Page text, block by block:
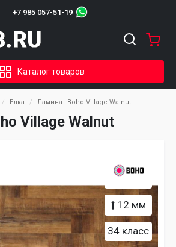
+7 985 057-51-19
Каталог товаров
Елка Ламинат Boho Village Walnut
Village Walnut
12 мм
34 класс